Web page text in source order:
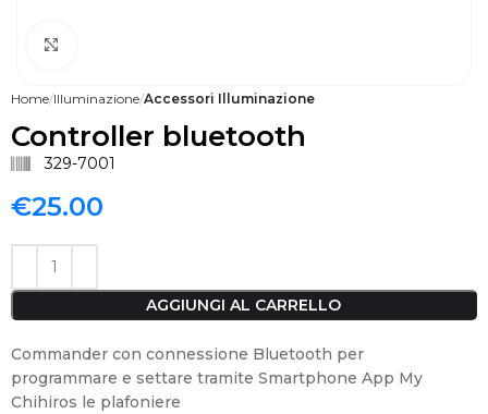
Home Illuminazione Accessori Illuminazione
Controller bluetooth
329-7001
€25.00
AGGIUNGI AL CARRELLO
Commander con connessione Bluetooth per
programmare e settare tramite Smartphone App My
Chihiros le plafoniere